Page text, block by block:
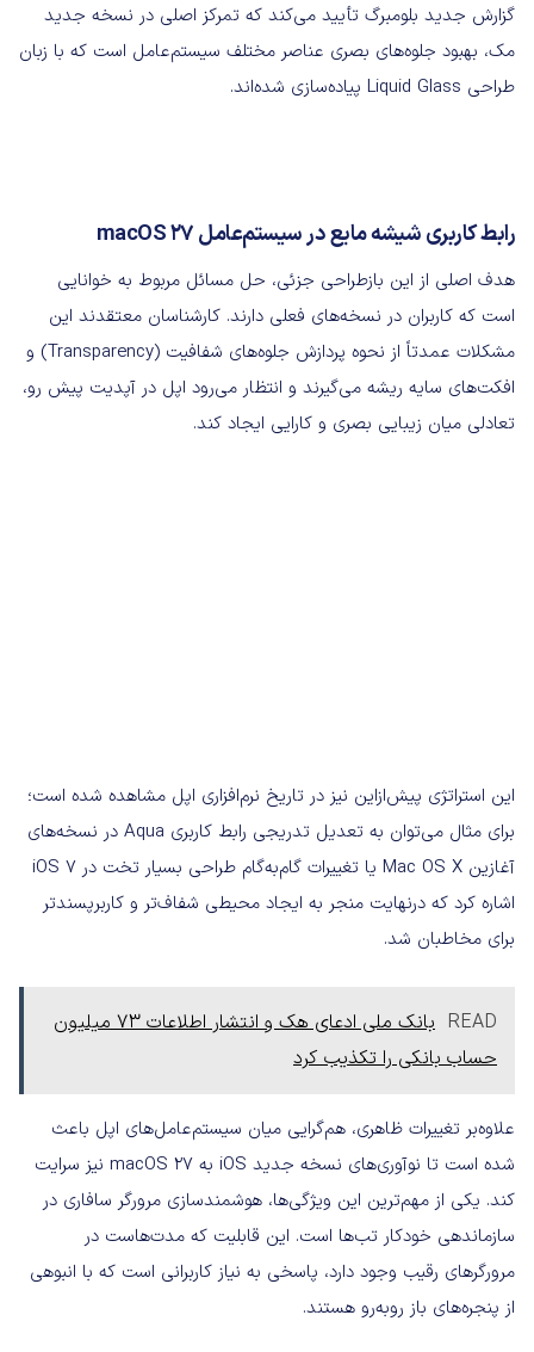
گزارش جدید بلومبرگ تأیید می‌کند که تمرکز اصلی در نسخه جدید
مک، بهبود جلوه‌های بصری عناصر مختلف سیستم‌عامل است که با زبان
طراحی Liquid Glass پیاده‌سازی شده‌اند.
رابط کاربری شیشه مایع در سیستم‌عامل macOS 27
هدف اصلی از این بازطراحی جزئی، حل مسائل مربوط به خوانایی
است که کاربران در نسخه‌های فعلی دارند. کارشناسان معتقدند این
مشکلات عمدتاً از نحوه پردازش جلوه‌های شفافیت (Transparency) و
افکت‌های سایه ریشه می‌گیرند و انتظار می‌رود اپل در آپدیت پیش رو،
تعادلی میان زیبایی بصری و کارایی ایجاد کند.
این استراتژی پیش‌ازاین نیز در تاریخ نرم‌افزاری اپل مشاهده شده است؛
برای مثال می‌توان به تعدیل تدریجی رابط کاربری Aqua در نسخه‌های
آغازین Mac OS X یا تغییرات گام‌به‌گام طراحی بسیار تخت در iOS 7
اشاره کرد که درنهایت منجر به ایجاد محیطی شفاف‌تر و کاربرپسندتر
برای مخاطبان شد.
READ
بانک ملی ادعای هک و انتشار اطلاعات ۷۳ میلیون
حساب بانکی را تکذیب کرد
علاوه‌بر تغییرات ظاهری، هم‌گرایی میان سیستم‌عامل‌های اپل باعث
شده است تا نوآوری‌های نسخه جدید iOS به macOS 27 نیز سرایت
کند. یکی از ‌مهم‌ترین این ویژگی‌ها، هوشمندسازی مرورگر سافاری در
سازماندهی خودکار تب‌ها است. این قابلیت که مدت‌هاست در
مرورگرهای رقیب وجود دارد، پاسخی به نیاز کاربرانی است که با انبوهی
از پنجره‌های باز روبه‌رو هستند.